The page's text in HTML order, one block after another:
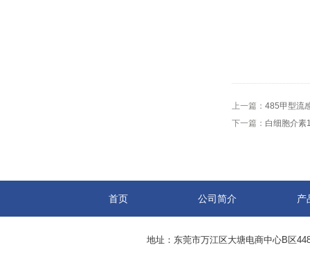
上一篇： 485甲型流
下一篇： 白细胞介素
首页 公司简介 产
地址：东莞市万江区大塘电商中心B区